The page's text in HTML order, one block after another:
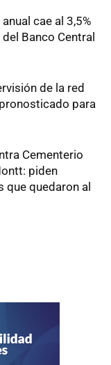
cae al 3,5%
Banco Central
de la red
para
Cementerio
piden
quedaron al